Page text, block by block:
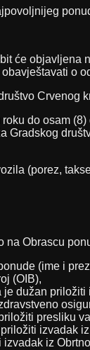
će objavljena
o
Crvenog
roku do osam
Gradskog
(porez,
na Obrascu
(ime i
(OIB),
dužan
presliku
izvadak
iz